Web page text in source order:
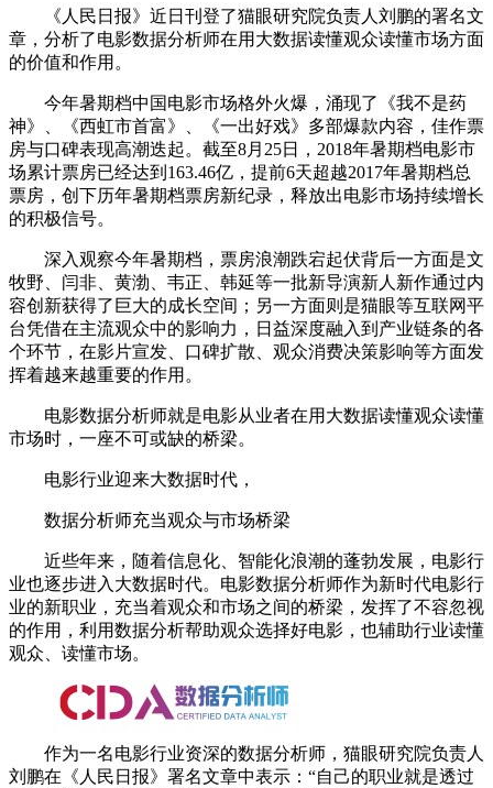
《人民日报》近日刊登了猫眼研究院负责人刘鹏的署名文
章，分析了电影数据分析师在用大数据读懂观众读懂市场方面
的价值和作用。
今年暑期档中国电影市场格外火爆，涌现了《我不是药
神》、《西虹市首富》、《一出好戏》多部爆款内容，佳作票
房与口碑表现高潮迭起。截至8月25日，2018年暑期档电影市
场累计票房已经达到163.46亿，提前6天超越2017年暑期档总
票房，创下历年暑期档票房新纪录，释放出电影市场持续增长
的积极信号。
深入观察今年暑期档，票房浪潮跌宕起伏背后一方面是文
牧野、闫非、黄渤、韦正、韩延等一批新导演新人新作通过内
容创新获得了巨大的成长空间；另一方面则是猫眼等互联网平
台凭借在主流观众中的影响力，日益深度融入到产业链条的各
个环节，在影片宣发、口碑扩散、观众消费决策影响等方面发
挥着越来越重要的作用。
电影数据分析师就是电影从业者在用大数据读懂观众读懂
市场时，一座不可或缺的桥梁。
电影行业迎来大数据时代，
数据分析师充当观众与市场桥梁
近些年来，随着信息化、智能化浪潮的蓬勃发展，电影行
业也逐步进入大数据时代。电影数据分析师作为新时代电影行
业的新职业，充当着观众和市场之间的桥梁，发挥了不容忽视
的作用，利用数据分析帮助观众选择好电影，也辅助行业读懂
观众、读懂市场。
作为一名电影行业资深的数据分析师，猫眼研究院负责人
刘鹏在《人民日报》署名文章中表示：“自己的职业就是透过